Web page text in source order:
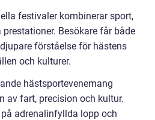
festivaler kombinerar sport,
Besökare får både
förståelse för hästens
och kulturer.
hästsportevenemang
av fart, precision och kultur.
adrenalinfyllda lopp och